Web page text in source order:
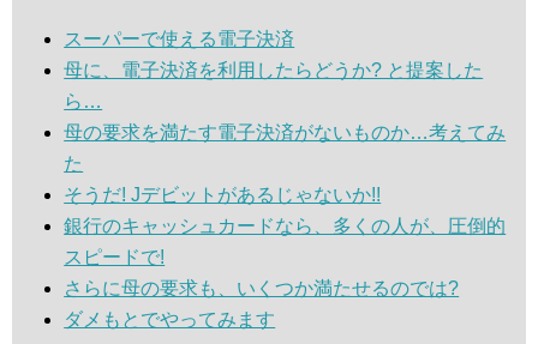
スーパーで使える電子決済
母に、電子決済を利用したらどうか? と提案した
ら…
母の要求を満たす電子決済がないものか…考えてみ
た
そうだ! Jデビットがあるじゃないか!!
銀行のキャッシュカードなら、多くの人が、圧倒的
スピードで!
さらに母の要求も、いくつか満たせるのでは?
ダメもとでやってみます